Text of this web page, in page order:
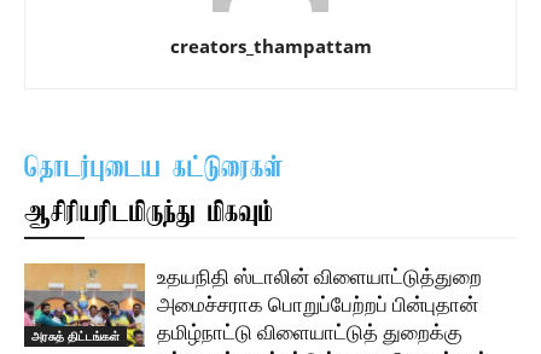
creators_thampattam
தொடர்புடைய கட்டுரைகள்
ஆசிரியரிடமிருந்து மிகவும்
அரசுத் திட்டங்கள்
உதயநிதி ஸ்டாலின் விளையாட்டுத்துறை
அமைச்சராக பொறுப்பேற்றப் பின்புதான்
தமிழ்நாட்டு விளையாட்டுத் துறைக்கு